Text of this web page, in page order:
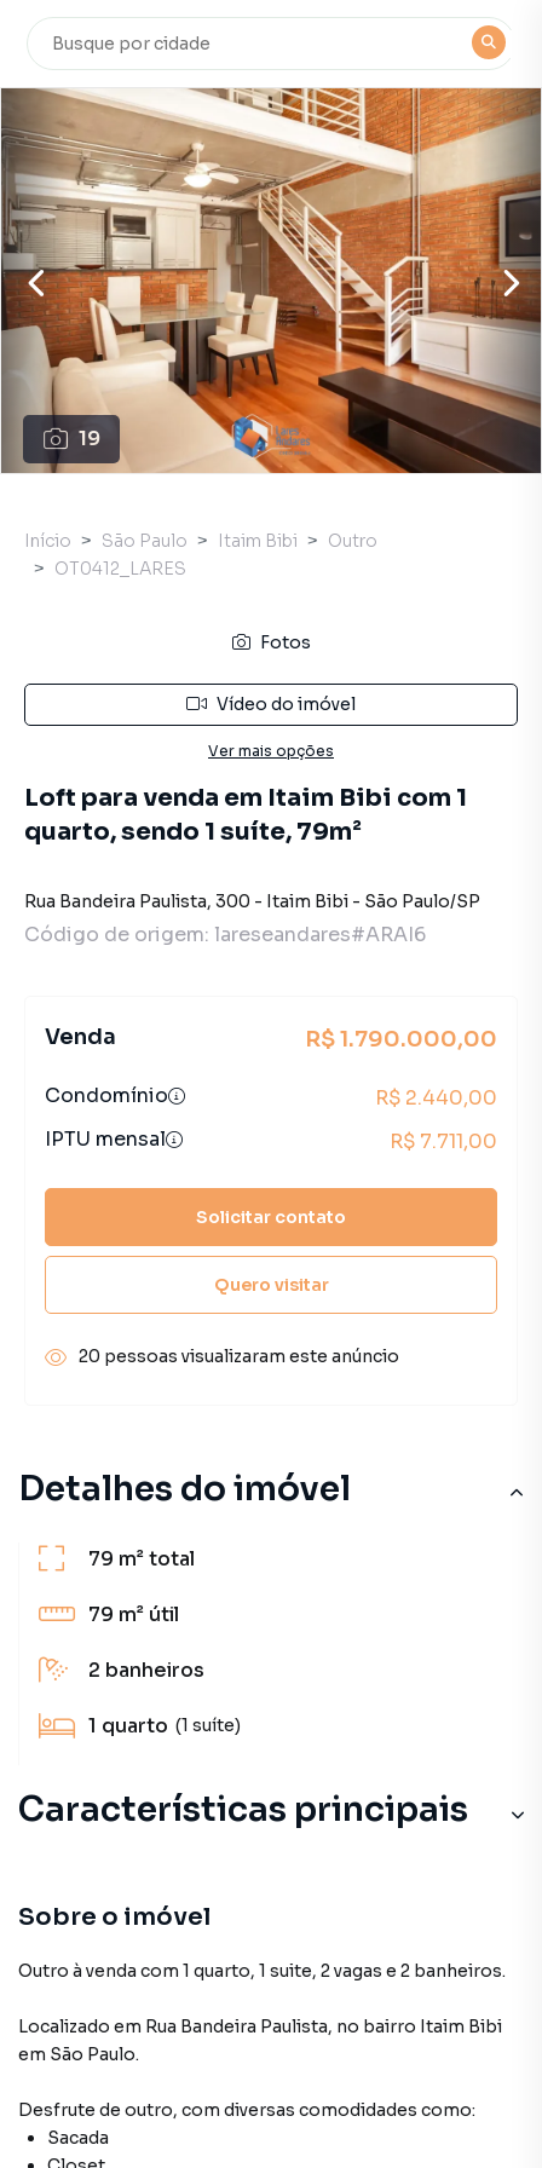
19
Detalhes do imóvel
79 m²total
79 m² útil
2 banheiros
1 quarto (1 suíte)
Características principais
Sobre o imóvel
Outro à venda com 1 quarto, 1 suite, 2 vagas e 2 banheiros.
Localizado em Rua Bandeira Paulista, no bairro Itaim Bibi
em São Paulo.
Desfrute de outro, com diversas comodidades como:
Sacada
Início São Paulo Itaim Bibi
Outro
OT0412_LARES
Fotos
Vídeo do imóvel
Ver mais opções
Loft para venda em Itaim Bibi com 1
quarto, sendo 1 suíte, 79m²
Rua Bandeira Paulista, 300 - Itaim Bibi - São Paulo/SP
Código de origem: lareseandares#ARAI6
Venda R$ 1.790.000,00
Condomínio
R$ 2.440,00
IPTU mensal
R$ 7.711,00
Solicitar contato
Quero visitar
20 pessoas visualizaram este anúncio